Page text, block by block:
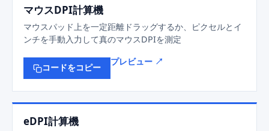
マウスDPI計算機
マウスパッド上を一定距離ドラッグするか、ピクセルとイ
ンチを手動入力して真のマウスDPIを測定
コードをコピー
プレビュー ↗
eDPI計算機